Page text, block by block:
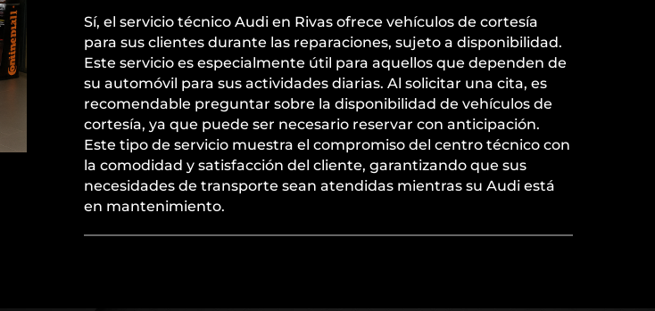
Sí, el servicio técnico Audi en Rivas ofrece vehículos de cortesía
para sus clientes durante las reparaciones, sujeto a disponibilidad.
Este servicio es especialmente útil para aquellos que dependen de
su automóvil para sus actividades diarias. Al solicitar una cita, es
recomendable preguntar sobre la disponibilidad de vehículos de
cortesía, ya que puede ser necesario reservar con anticipación.
Este tipo de servicio muestra el compromiso del centro técnico con
la comodidad y satisfacción del cliente, garantizando que sus
necesidades de transporte sean atendidas mientras su Audi está
en mantenimiento.